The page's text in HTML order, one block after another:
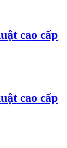
cao cấp
cao cấp